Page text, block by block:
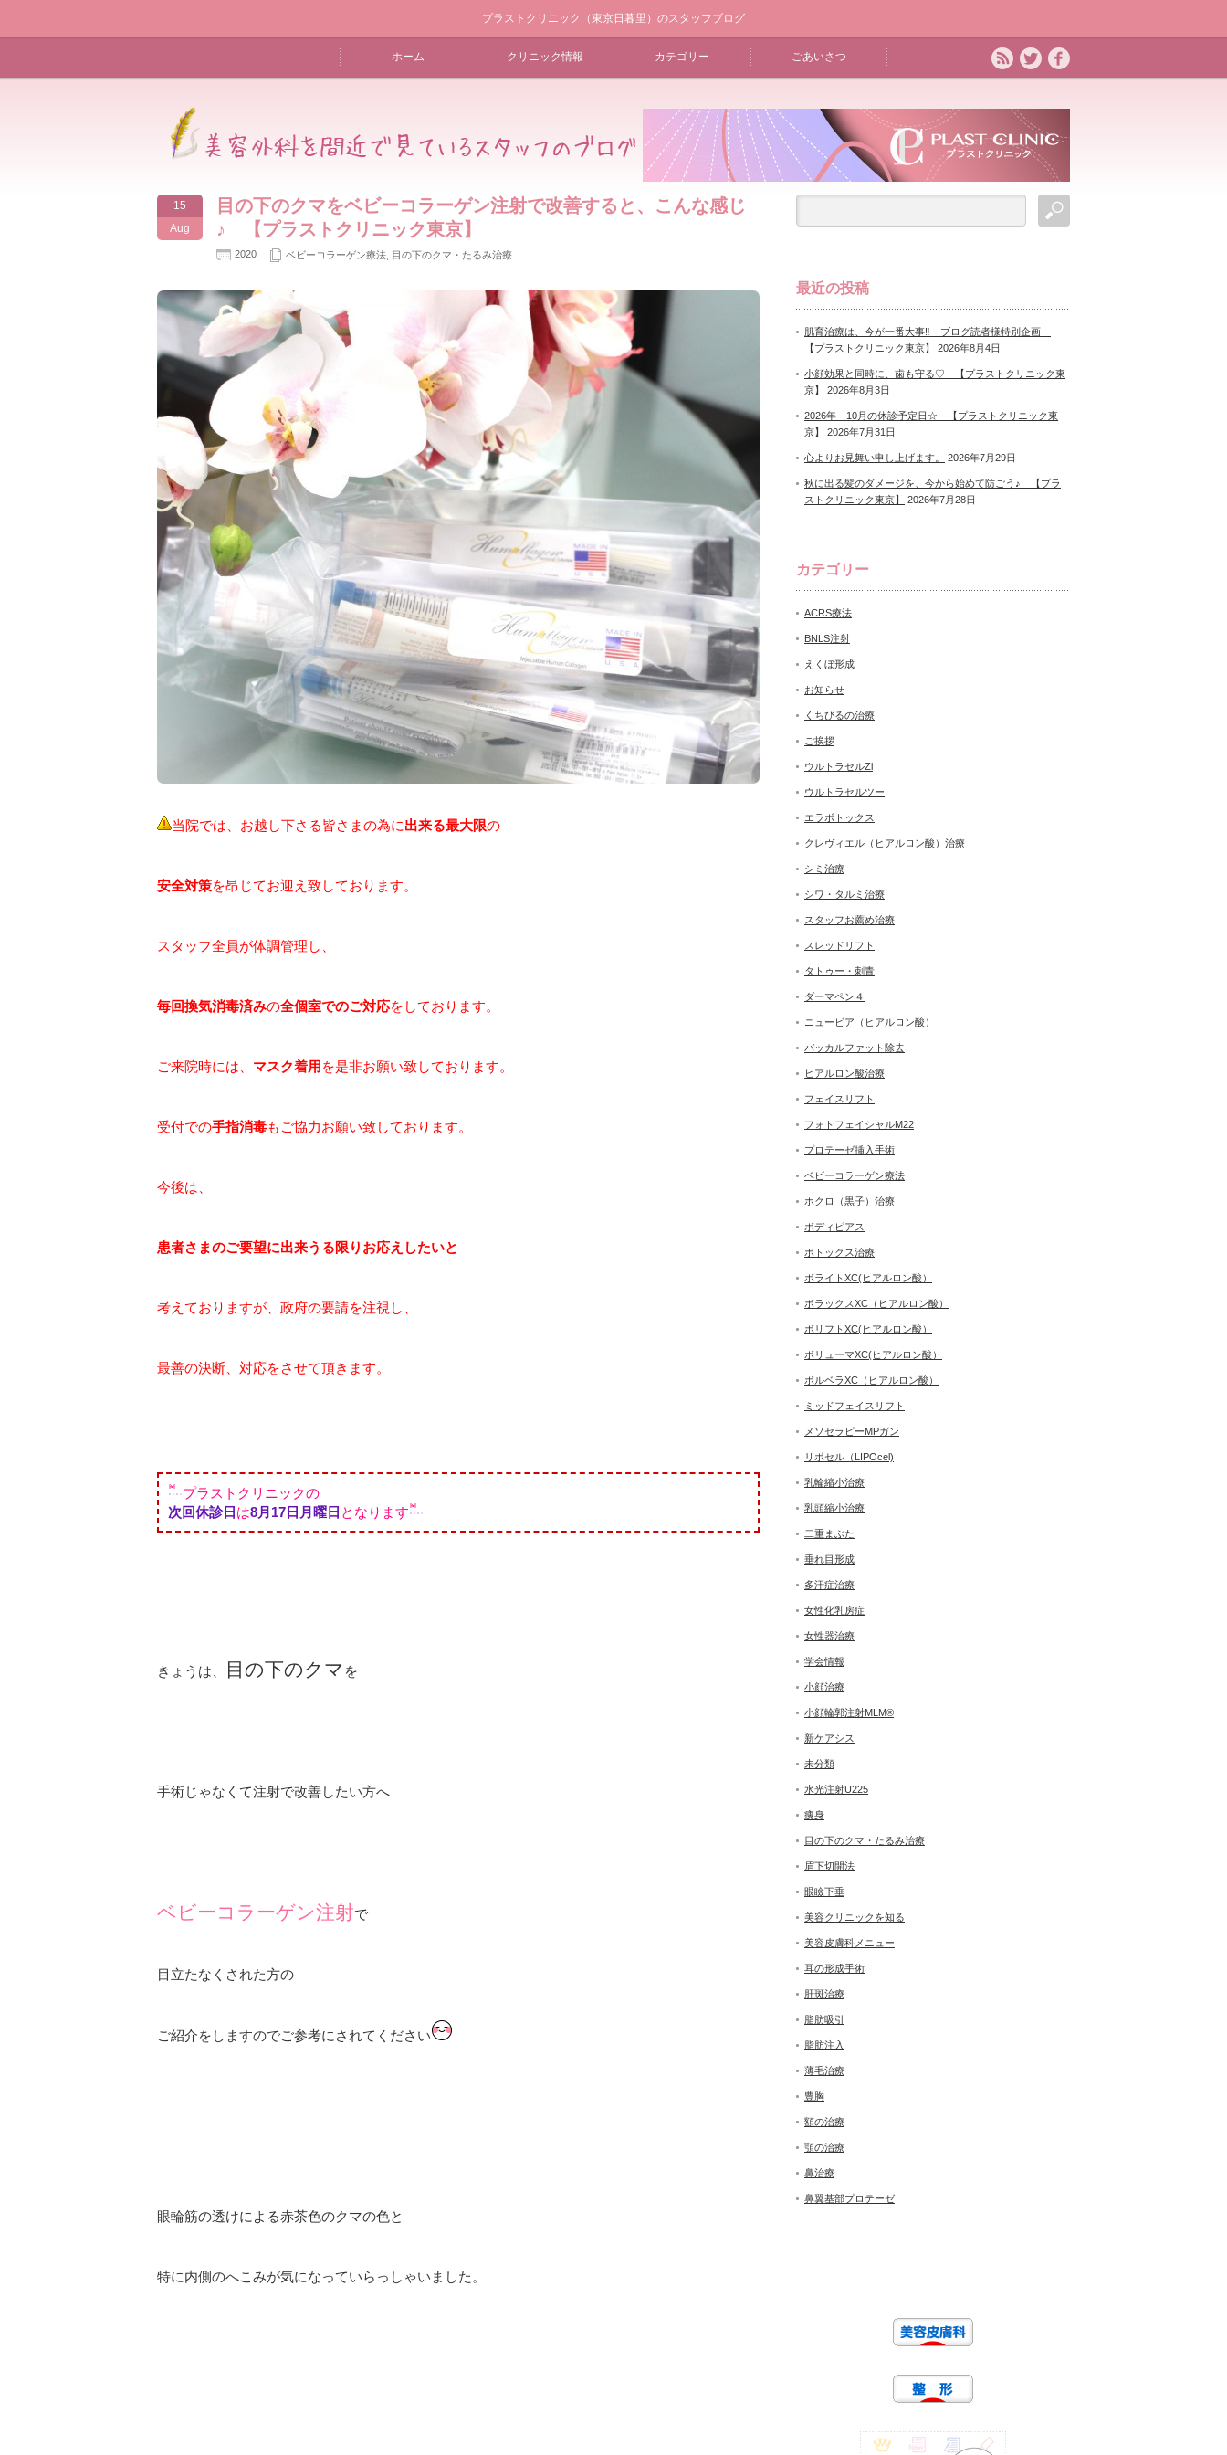
プラストクリニック（東京日暮里）のスタッフブログ
ホーム クリニック情報 カテゴリー ごあいさつ
15
Aug
目の下のクマをベビーコラーゲン注射で改善すると、こんな感じ
♪ 【プラストクリニック東京】
2020 ベビーコラーゲン療法 目の下のクマ・たるみ治療
当院では、お越し下さる皆さまの為に出来る最大限の
安全対策を昂じてお迎え致しております。
スタッフ全員が体調管理し、
毎回換気消毒済みの全個室でのご対応をしております。
ご来院時には、 マスク着用 を是非お願い致しております。
受付での手指消毒もご協力お願い致しております。
今後は、
患者さまのご要望に出来うる限りお応えしたいと
考えておりますが、政府の要請を注視し、
最善の決断、対応をさせて頂きます。
プラストクリニックの
次回休診日 は8月17 日月曜日 となります
きょうは、 目の下のクマ を
手術じゃなくて注射で改善したい方へ
ベビーコラーゲン注射で
目立たなくされた方の
ご紹介をしますのでご参考にされてください
眼輪筋の透けによる赤茶色のクマの色と
特に内側のへこみが気になっていらっしゃいました。
最近の投稿
肌育治療は、今が一番大事‼ ブログ読者様特別企画
【プラストクリニック東京】
2026年8月4日
小顔効果と同時に、歯も守る♡ 【プラストクリニック東
京】
2026年8月3日
2026年 10月の休診予定日☆ 【プラストクリニック東
京】
2026年7月31日
心よりお見舞い申し上げます。 2026年7月29日
秋に出る髪のダメージを、今から始めて防ごう♪ 【プラ
ストクリニック東京】
2026年7月28日
カテゴリー
ACRS療法
BNLS注射
えくぼ形成
お知らせ
くちびるの治療
ご挨拶
ウルトラセルZi
ウルトラセルツー
エラボトックス
クレヴィエル（ヒアルロン酸）治療
シミ治療
シワ・タルミ治療
スタッフお薦め治療
スレッドリフト
タトゥー・刺青
ダーマペン４
ニュービア（ヒアルロン酸）
バッカルファット除去
ヒアルロン酸治療
フェイスリフト
フォトフェイシャルM22
プロテーゼ挿入手術
ベビーコラーゲン療法
ホクロ（黒子）治療
ボディピアス
ボトックス治療
ボライトXC(ヒアルロン酸）
ボラックスXC（ヒアルロン酸）
ボリフトXC(ヒアルロン酸）
ボリューマXC(ヒアルロン酸）
ボルベラXC（ヒアルロン酸）
ミッドフェイスリフト
メソセラピーMPガン
リポセル（LIPOcel)
乳輪縮小治療
乳頭縮小治療
二重まぶた
垂れ目形成
多汗症治療
女性化乳房症
女性器治療
学会情報
小顔治療
小顔輪郭注射MLM®
新ケアシス
未分類
水光注射U225
痩身
目の下のクマ・たるみ治療
眉下切開法
眼瞼下垂
美容クリニックを知る
美容皮膚科メニュー
耳の形成手術
肝斑治療
脂肪吸引
脂肪注入
薄毛治療
豊胸
額の治療
顎の治療
鼻治療
鼻翼基部プロテーゼ